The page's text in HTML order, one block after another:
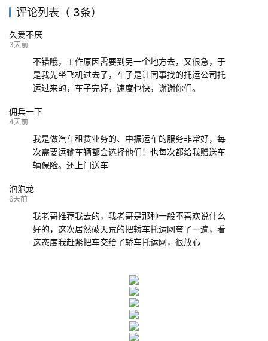
139****9233
评论列表（ 3条）
久爱不厌
3天前
不错哦，工作原因需要到另一个地方去，又很急，于
是我先坐飞机过去了，车子是让同事找的托运公司托
运过来的，车子完好，速度也快，谢谢你们。
佣兵一下
4天前
我是做汽车租赁业务的、中振运车的服务非常好，每
次需要运输车辆都会选择他们！也每次都给我赠送车
辆保险。还上门送车
泡泡龙
6天前
我老哥推荐我去的，我老哥是那种一般不喜欢说什么
好的，这次居然破天荒的把轿车托运网夸了一遍，看
这态度我赶紧把车交给了轿车托运网，很放心